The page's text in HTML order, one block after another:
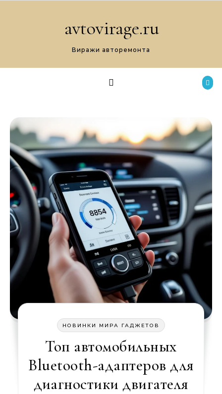
avtovirage.ru
Виражи авторемонта
НОВИНКИ МИРА ГАДЖЕТОВ
Топ автомобильных
Bluetooth-адаптеров для
диагностики двигателя